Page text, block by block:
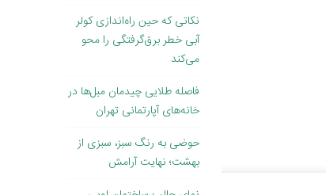
نکاتی که حین راه‌اندازی کولر
آبی خطر برق‌گرفتگی را محو
می‌کند
فاصله طلایی چیدمان مبل‌ها در
خانه‌های آپارتمانی تهران
حوضی به رنگ سبز، سبزی از
بهشت؛ نهایت آرامش